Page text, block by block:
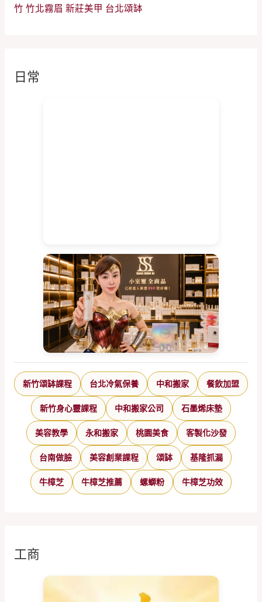
竹 竹北霧眉 新莊美甲 台北頌缽
日常
新竹頌缽課程 台北冷氣保養 中和搬家 餐飲加盟
新竹身心靈課程 中和搬家公司 石墨烯床墊
美容教學 永和搬家 桃園美食 客製化沙發
台南做臉 美容創業課程 頌缽 基隆抓漏
牛樟芝 牛樟芝推薦 螺螄粉 牛樟芝功效
工商